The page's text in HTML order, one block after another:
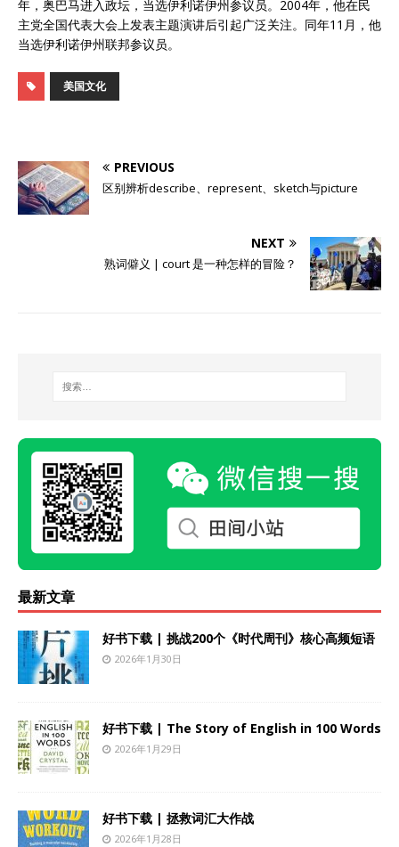
年，奥巴马进入政坛，当选伊利诺伊州参议员。2004年，他在民
主党全国代表大会上发表主题演讲后引起广泛关注。同年11月，他
当选伊利诺伊州联邦参议员。
美国文化
PREVIOUS
区别辨析describe、represent、sketch与picture
NEXT
熟词僻义 | court 是一种怎样的冒险？
最新文章
好书下载 | 挑战200个《时代周刊》核心高频短语
2026年1月30日
好书下载 | The Story of English in 100 Words
2026年1月29日
好书下载 | 拯救词汇大作战
2026年1月28日